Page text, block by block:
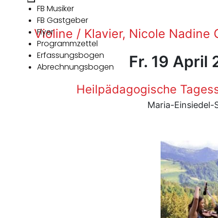
FB Musiker
FB Gastgeber
Flyer
Programmzettel
Erfassungsbogen
Abrechnungsbogen
Violine / Klavier, Nicole Nadine
Fr. 19 April
Heilpädagogische
Maria-Einsiedel-